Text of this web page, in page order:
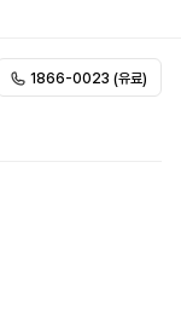
1866-0023 (유료)